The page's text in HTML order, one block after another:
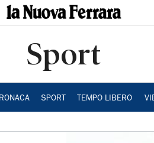
Sport
SPORT TEMPO LIBERO